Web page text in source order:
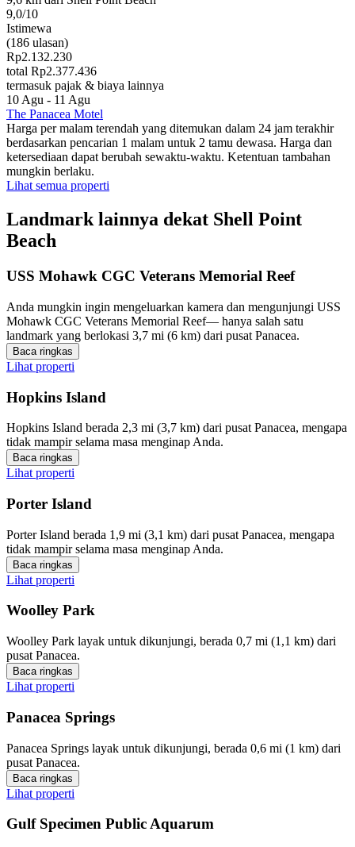
9,0/10
Istimewa
(186 ulasan)
Rp2.132.230
total Rp2.377.436
termasuk pajak & biaya lainnya
10 Agu - 11 Agu
The Panacea Motel
Harga per malam terendah yang ditemukan dalam 24 jam terakhir
berdasarkan pencarian 1 malam untuk 2 tamu dewasa. Harga dan
ketersediaan dapat berubah sewaktu-waktu. Ketentuan tambahan
mungkin berlaku.
Lihat semua properti
Landmark lainnya dekat Shell Point
Beach
USS Mohawk CGC Veterans Memorial Reef
Anda mungkin ingin mengeluarkan kamera dan mengunjungi USS
Mohawk CGC Veterans Memorial Reef— hanya salah satu
landmark yang berlokasi 3,7 mi (6 km) dari pusat Panacea.
Baca ringkas
Lihat properti
Hopkins Island
Hopkins Island berada 2,3 mi (3,7 km) dari pusat Panacea, mengapa
tidak mampir selama masa menginap Anda.
Baca ringkas
Lihat properti
Porter Island
Porter Island berada 1,9 mi (3,1 km) dari pusat Panacea, mengapa
tidak mampir selama masa menginap Anda.
Baca ringkas
Lihat properti
Woolley Park
Woolley Park layak untuk dikunjungi, berada 0,7 mi (1,1 km) dari
pusat Panacea.
Baca ringkas
Lihat properti
Panacea Springs
Panacea Springs layak untuk dikunjungi, berada 0,6 mi (1 km) dari
pusat Panacea.
Baca ringkas
Lihat properti
Gulf Specimen Public Aquarum